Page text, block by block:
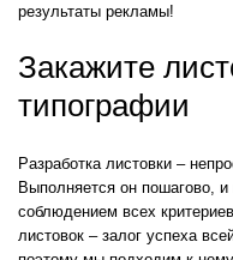
результаты рекламы!
Закажите
типографии
Разработка листовки –
Выполняется он пошагово,
соблюдением всех
листовок – залог успеха